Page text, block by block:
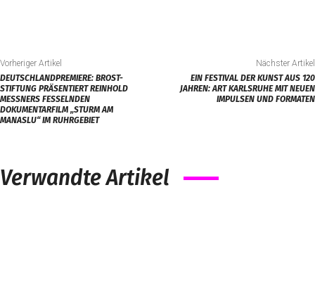
Vorheriger Artikel
DEUTSCHLANDPREMIERE: BROST-
STIFTUNG PRÄSENTIERT REINHOLD
MESSNERS FESSELNDEN
DOKUMENTARFILM „STURM AM
MANASLU“ IM RUHRGEBIET
Nächster Artikel
EIN FESTIVAL DER KUNST AUS 120
JAHREN: ART KARLSRUHE MIT NEUEN
IMPULSEN UND FORMATEN
Verwandte Artikel